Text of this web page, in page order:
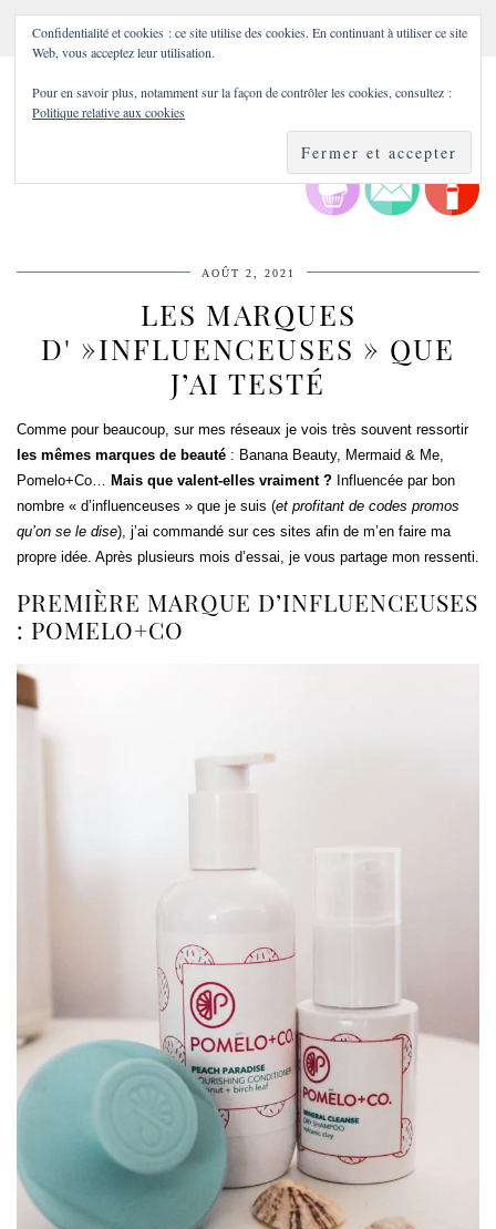
AOÛT 2, 2021
LES MARQUES
D' »INFLUENCEUSES » QUE
J’AI TESTÉ
Comme pour beaucoup, sur mes réseaux je vois très souvent ressortir
les mêmes marques de beauté : Banana Beauty, Mermaid & Me,
Pomelo+Co…
Mais que valent-elles vraiment ? Influencée par bon
nombre « d’influenceuses » que je suis (et profitant de codes promos
qu’on se le dise), j’ai commandé sur ces sites afin de m’en faire ma
propre idée. Après plusieurs mois d’essai, je vous partage mon ressenti.
PREMIÈRE MARQUE D’INFLUENCEUSES
: POMELO+CO
Confidentialité et cookies : ce site utilise des cookies. En continuant à utiliser ce site
Web, vous acceptez leur utilisation.
Pour en savoir plus, notamment sur la façon de contrôler les cookies, consultez :
Politique relative aux cookies